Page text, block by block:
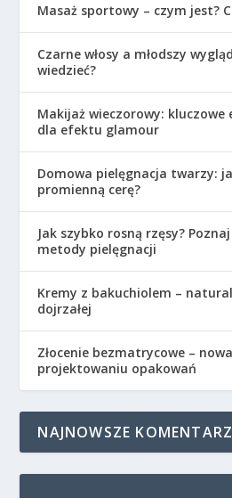
Masaż sportowy – czym jest?
Czarne włosy a młodszy
wiedzieć?
Makijaż wieczorowy:
dla efektu glamour
Domowa pielęgnacja twarzy:
promienną cerę?
Jak szybko rosną rzęsy?
metody pielęgnacji
Kremy z bakuchiolem –
dojrzałej
Złocenie bezmatrycowe –
projektowaniu opakowań
NAJNOWSZE